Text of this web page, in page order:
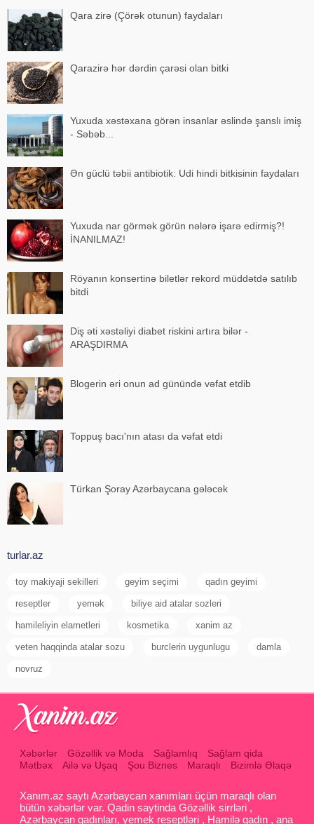
Qara zirə (Çörək otunun) faydaları
Qarazirə hər dərdin çarəsi olan bitki
Yuxuda xəstəxana görən insanlar əslində şanslı imiş
- Səbəb...
Ən güclü təbii antibiotik: Udi hindi bitkisinin faydaları
Yuxuda nar görmək görün nələrə işarə edirmiş?!
İNANILMAZ!
Röyanın konsertinə biletlər rekord müddətdə satılıb
bitdi
Diş əti xəstəliyi diabet riskini artıra bilər -
ARAŞDIRMA
Blogerin əri onun ad günündə vəfat etdib
Toppuş bacı'nın atası da vəfat etdi
Türkan Şoray Azərbaycana gələcək
turlar.az
toy makiyaji sekilleri geyim seçimi qadın geyimi
reseptler yemək biliye aid atalar sozleri
hamileliyin elametleri kosmetika xanim az
veten haqqinda atalar sozu burclerin uygunlugu damla
novruz
Xəbərlər Gözəllik və Moda Sağlamlıq
Sağlam qida
Mətbəx
Ailə və Uşaq Şou Biznes Maraqlı Bizimlə Əlaqə
Xanım.az saytı Azərbaycan xanımları üçün maraqlı olan
bütün xəbərlər var. Qadin saytinda Gözəllik sirrləri ,
Azərbaycan qadınları, yemek reseptləri , Hamilə qadın , ana